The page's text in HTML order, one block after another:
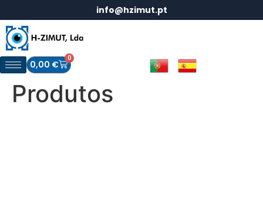
info@hzimut.pt
0,00 €
0
Produtos